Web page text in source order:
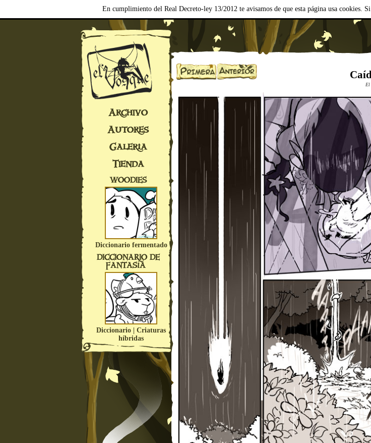
En cumplimiento del Real Decreto-ley 13/2012 te avisamos de que esta página usa cookies.
Archivo
Autores
Galería
Tienda
WOODIES
Diccionario fermentado
DICCIONARIO DE
FANTASÍA
Diccionario | Criaturas
híbridas
El